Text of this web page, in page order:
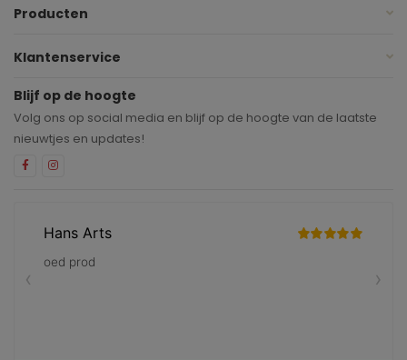
Producten
Klantenservice
Blijf op de hoogte
Volg ons op social media en blijf op de hoogte van de laatste
nieuwtjes en updates!